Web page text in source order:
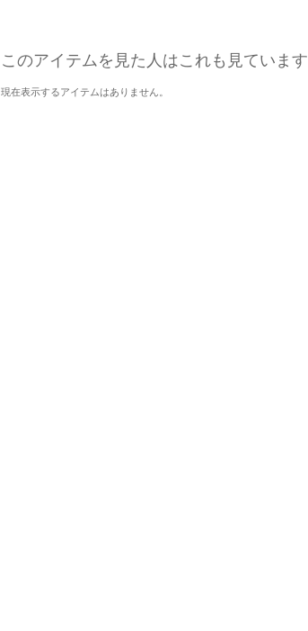
このアイテムを見た人はこれも見ています
現在表示するアイテムはありません。